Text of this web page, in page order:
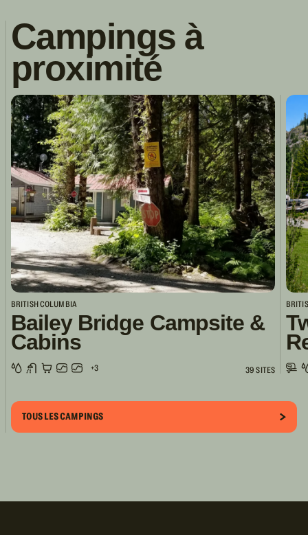
Campings à
proximité
BRITISH COLUMBIA
Bailey Bridge Campsite &
Cabins
+3 39 SITES
TOUS LES CAMPINGS